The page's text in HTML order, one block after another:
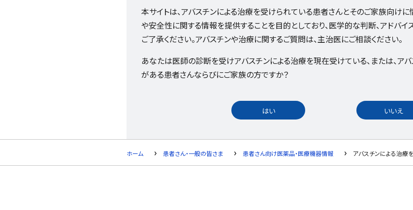
本サイトは、アバスチンによる治療を受けられている患者さんとそのご家族向け
や安全性に関する情報を提供することを目的としており、医学的な判断、アドバ
ご了承ください。アバスチンや治療に関するご質問は、主治医にご相談ください。
あなたは医師の診断を受けアバスチンによる治療を現在受けている、または、ア
がある患者さんならびにご家族の方ですか？
はい いいえ
ホーム 患者さん・一般の皆さま 患者さん向け医薬品・医療機器情報 アバスチンによる治療